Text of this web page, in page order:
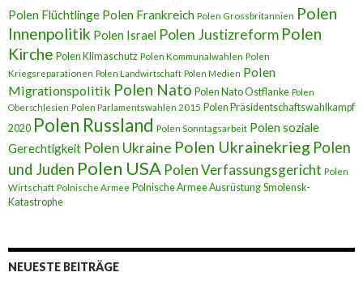
Polen Flüchtlinge Polen Frankreich Polen Grossbritannien Polen
Innenpolitik Polen Israel Polen Justizreform Polen
Kirche Polen Klimaschutz Polen Kommunalwahlen Polen
Kriegsreparationen Polen Landwirtschaft Polen Medien Polen
Migrationspolitik Polen Nato Polen Nato Ostflanke Polen
Oberschlesien Polen Parlamentswahlen 2015 Polen Präsidentschaftswahlkampf
2020 Polen Russland Polen Sonntagsarbeit Polen soziale
Gerechtigkeit Polen Ukraine Polen Ukrainekrieg Polen
und Juden Polen USA Polen Verfassungsgericht Polen
Wirtschaft Polnische Armee Polnische Armee Ausrüstung Smolensk-
Katastrophe
NEUESTE BEITRÄGE